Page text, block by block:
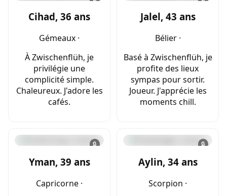
Cihad, 36 ans
Gémeaux ·
À Zwischenflüh, je
privilégie une
complicité simple.
Chaleureux. J'adore les
cafés.
Jalel, 43 ans
Bélier ·
Basé à Zwischenflüh, je
profite des lieux
sympas pour sortir.
Joueur. J'apprécie les
moments chill.
🔒
Yman, 39 ans
Capricorne ·
🔒
Aylin, 34 ans
Scorpion ·